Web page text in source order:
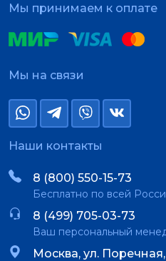
Мы принимаем к оплате
Мы на связи
Наши контакты
8 (800) 550-15-73
Бесплатно по всей
8 (499) 705-03-73
Ваш персональный
Москва, ул. Поречная,